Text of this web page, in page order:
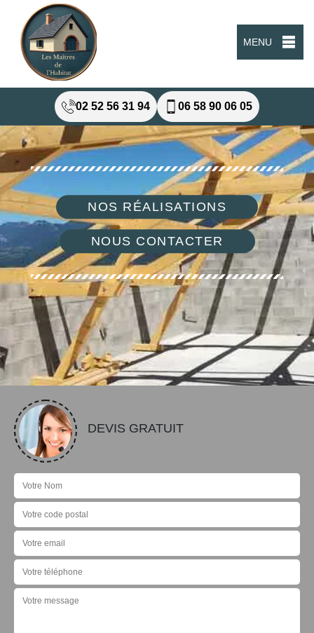
MENU
02 52 56 31 94 06 58 90 06 05
NOS RÉALISATIONS
NOUS CONTACTER
DEVIS GRATUIT